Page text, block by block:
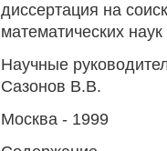
диссертация на
математических наук
Научные
Сазонов В.В.
Москва - 1999